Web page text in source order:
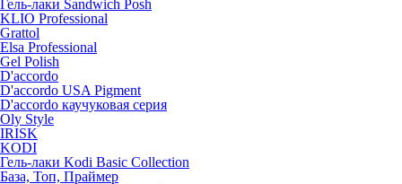
Гель-лаки Sandwich Posh
KLIO Professional
Grattol
Elsa Professional
Gel Polish
D'accordo
D'accordo USA Pigment
D'accordo каучуковая серия
Oly Style
IRISK
KODI
Гель-лаки Kodi Basic Collection
База, Топ, Праймер